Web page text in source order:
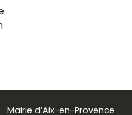
Mairie d’Aix-en-Provence